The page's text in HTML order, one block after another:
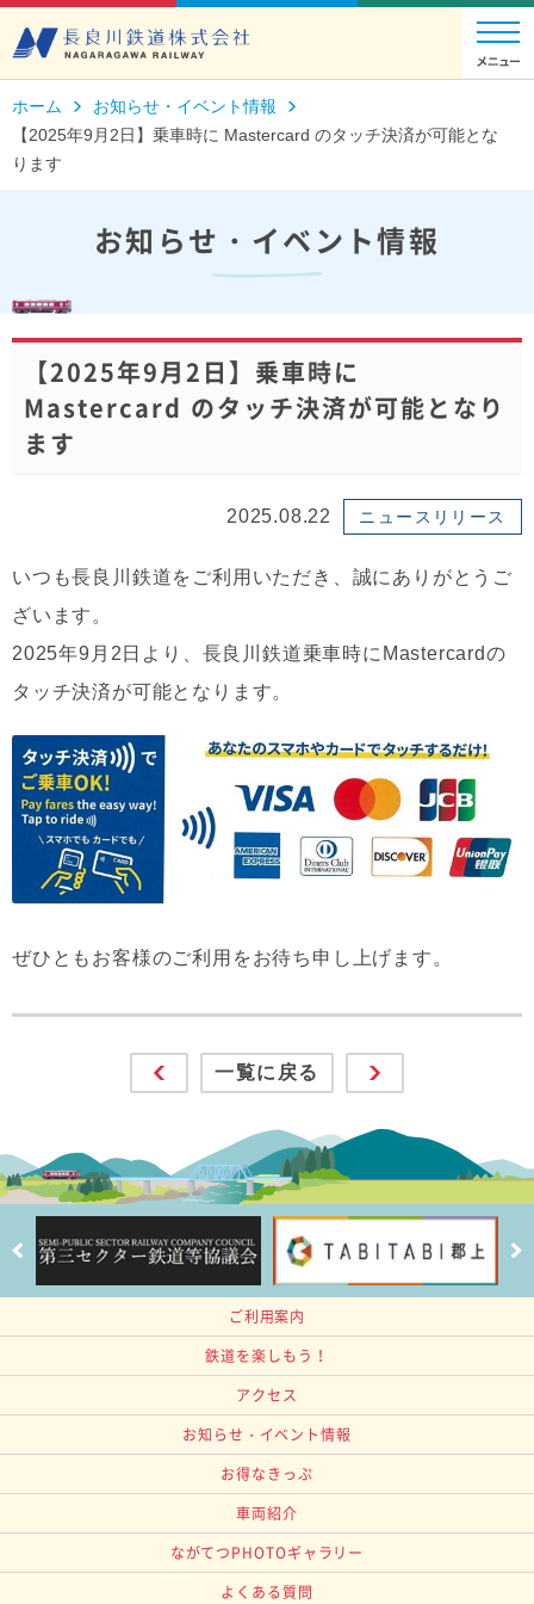
ホーム
お知らせ・イベント情報
【2025年9月2日】乗車時に Mastercard のタッチ決済が可能とな
ります
お知らせ・イベント情報
【2025年9月2日】乗車時に
Mastercard のタッチ決済が可能となり
ます
2025.08.22 ニュースリリース
いつも長良川鉄道をご利用いただき、誠にありがとうご
ざいます。
2025年9月2日より、長良川鉄道乗車時にMastercardの
タッチ決済が可能となります。
ぜひともお客様のご利用をお待ち申し上げます。
一覧に戻る
ご利用案内
鉄道を楽しもう！
アクセス
お知らせ・イベント情報
お得なきっぷ
車両紹介
ながてつPHOTOギャラリー
よくある質問